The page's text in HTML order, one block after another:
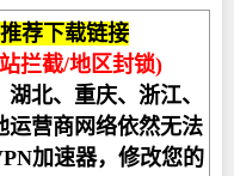
荐下载链接
拦截/地区封锁)
北、重庆、浙江、
运营商网络依然无法
加速器，修改您的